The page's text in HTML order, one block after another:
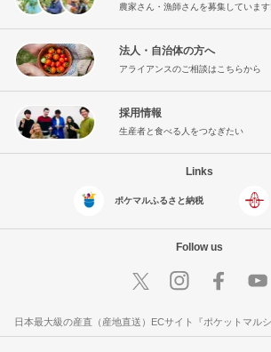
農家さん・漁師さんを募集しています!
法人・自治体の方へ
アライアンスのご相談はこちらから
採用情報
生産者と食べる人をつなぎたい
Links
ポケマルふるさと納税
Follow us
日本最大級の産直（産地直送）ECサイト『ポケットマル